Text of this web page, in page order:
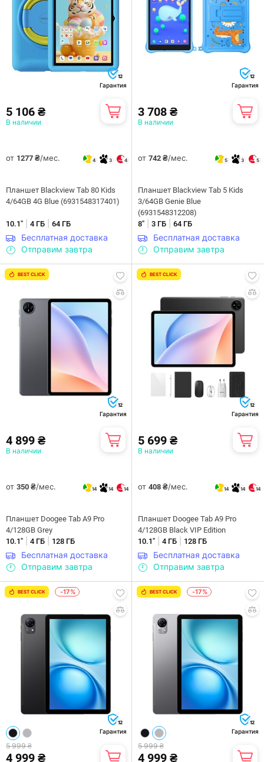
12
Гарантия
5 106 ₴
В наличии
от 1277 ₴/мес. 4 3 4
Планшет Blackview Tab 80 Kids
4/64GB 4G Blue (6931548317401)
10.1" 4 ГБ 64 ГБ
Бесплатная доставка
Отправим завтра
12
Гарантия
3 708 ₴
В наличии
от 742 ₴/мес. 5 3 5
Планшет Blackview Tab 5 Kids
3/64GB Genie Blue
(6931548312208)
8"
3 ГБ 64 ГБ
Бесплатная доставка
Отправим завтра
BEST CLICK
12
Гарантия
4 899 ₴
В наличии
от 350 ₴/мес. 14 14 14
Планшет Doogee Tab A9 Pro
4/128GB Grey
10.1"
4 ГБ 128 ГБ
Бесплатная доставка
Отправим завтра
BEST CLICK
12
Гарантия
5 699 ₴
В наличии
от 408 ₴/мес. 14 14 14
Планшет Doogee Tab A9 Pro
4/128GB Black VIP Edition
10.1"
4 ГБ 128 ГБ
Бесплатная доставка
Отправим завтра
BEST CLICK -17%
12
Гарантия
5 999 ₴
4 999 ₴
BEST CLICK -17%
12
Гарантия
5 999 ₴
4 999 ₴